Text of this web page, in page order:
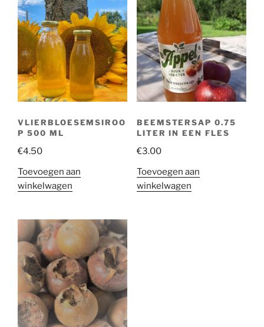
VLIERBLOESEMSIROO
P 500 ML
€4.50
Toevoegen aan
winkelwagen
BEEMSTERSAP 0.75
LITER IN EEN FLES
€3.00
Toevoegen aan
winkelwagen